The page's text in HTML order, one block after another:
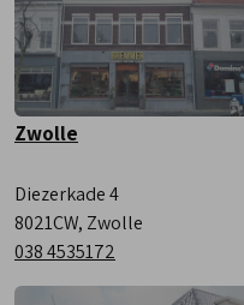
Zwolle
Diezerkade 4
8021CW, Zwolle
038 4535172